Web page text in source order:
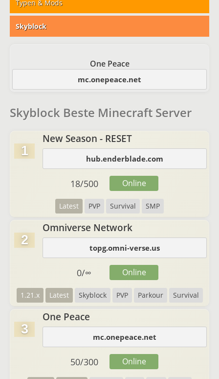
Typen & Mods
Skyblock
One Peace
mc.onepeace.net
Skyblock Beste Minecraft Server
1
New Season - RESET
hub.enderblade.com
Latest PVP Survival SMP
18/500 Online
2
Omniverse Network
topg.omni-verse.us
1.21.x Latest Skyblock PVP Parkour Survival
0/∞ Online
3
One Peace
mc.onepeace.net
50/300 Online